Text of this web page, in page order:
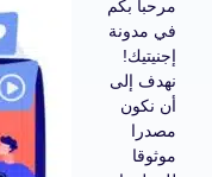
مرحبا بكم
في مدونة
إجنيتيك!
نهدف إلى
أن نكون
مصدرا
موثوقا